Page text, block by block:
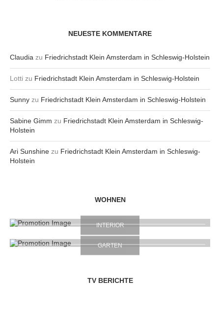
NEUESTE KOMMENTARE
Claudia zu Friedrichstadt Klein Amsterdam in Schleswig-Holstein
Lotti zu Friedrichstadt Klein Amsterdam in Schleswig-Holstein
Sunny zu Friedrichstadt Klein Amsterdam in Schleswig-Holstein
Sabine Gimm zu Friedrichstadt Klein Amsterdam in Schleswig-
Holstein
Ari Sunshine zu Friedrichstadt Klein Amsterdam in Schleswig-
Holstein
WOHNEN
INTERIOR
GARTEN
TV BERICHTE